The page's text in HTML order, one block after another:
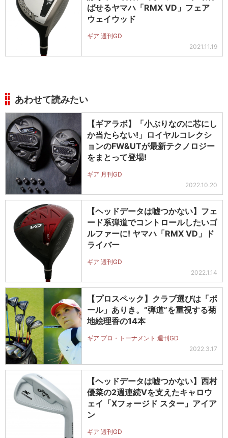
ばせるヤマハ「RMX VD」フェア
ウェイウッド
ギア 週刊GD
2021.11.19
あわせて読みたい
【ギアラボ】「小ぶりなのに芯にし
か当たらない!」ロイヤルコレクシ
ョンのFW&UTが最新テクノロジー
をまとって登場!
ギア 月刊GD
2022.10.20
【ヘッドデータは嘘つかない】フェ
ード系弾道でコントロールしたいゴ
ルファーに! ヤマハ「RMX VD」ド
ライバー
ギア 週刊GD
2022.1.14
【プロスペック】クラブ選びは「ボ
ール」ありき。“弾道”を重視する菊
地絵理香の14本
ギア プロ・トーナメント 週刊GD
2022.3.17
【ヘッドデータは嘘つかない】西村
優菜の2週連続Vを支えたキャロウ
ェイ「Xフォージド スター」アイア
ン
ギア 週刊GD